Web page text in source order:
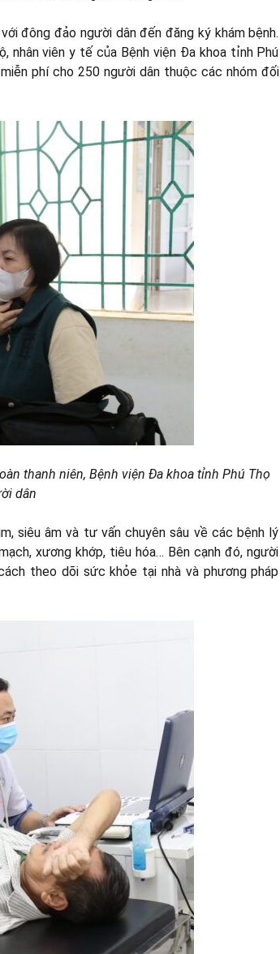
đông đảo người dân đến đăng ký khám bệnh.
nhân viên y tế của Bệnh viện Đa khoa tỉnh Phú
phí cho 250 người dân thuộc các nhóm đối
thanh niên, Bệnh viện Đa khoa tỉnh Phú Thọ
dân
siêu âm và tư vấn chuyên sâu về các bệnh lý
xương khớp, tiêu hóa… Bên cạnh đó, người
theo dõi sức khỏe tại nhà và phương pháp